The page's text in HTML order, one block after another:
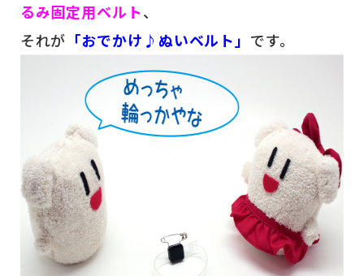
るみ固定用ベルト、
それが 「おでかけ♪ぬいベルト」 です。